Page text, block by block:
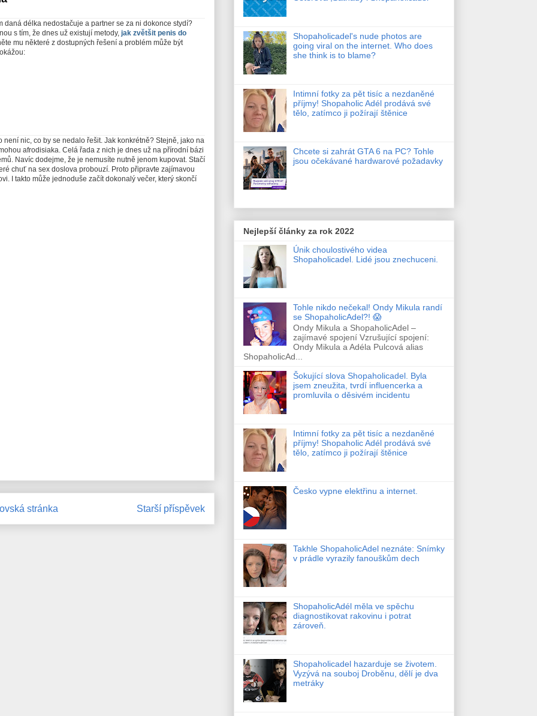
daná délka nedostačuje a partner se za ni dokonce stydí?
s tím, že dnes už existují metody, jak zvětšit penis do
mu některé z dostupných řešení a problém může být
nic, co by se nedalo řešit. Jak konkrétně? Stejně, jako na
afrodisiaka. Celá řada z nich je dnes už na přírodní bázi
Navíc dodejme, že je nemusíte nutně jenom kupovat. Stačí
chuť na sex doslova probouzí. Proto připravte zajímavou
I takto může jednoduše začít dokonalý večer, který skončí
Starší příspěvek
stránka
Shopaholicadel's nude photos are
going viral on the internet. Who does
she think is to blame?
Intimní fotky za pět tisíc a nezdaněné
příjmy! Shopaholic Adél prodává své
tělo, zatímco ji požírají štěnice
Chcete si zahrát GTA 6 na PC? Tohle
jsou očekávané hardwarové požadavky
Nejlepší články za rok 2022
Únik choulostivého videa
Shopaholicadel. Lidé jsou znechuceni.
Tohle nikdo nečekal! Ondy Mikula randí
se ShopaholicAdel?! 😱
Ondy Mikula a ShopaholicAdel –
zajímavé spojení Vzrušující spojení:
Ondy Mikula a Adéla Pulcová alias
ShopaholicAd...
Šokující slova Shopaholicadel. Byla
jsem zneužita, tvrdí influencerka a
promluvila o děsivém incidentu
Intimní fotky za pět tisíc a nezdaněné
příjmy! Shopaholic Adél prodává své
tělo, zatímco ji požírají štěnice
Česko vypne elektřinu a internet.
Takhle ShopaholicAdel neznáte: Snímky
v prádle vyrazily fanouškům dech
ShopaholicAdél měla ve spěchu
diagnostikovat rakovinu i potrat
zároveň.
Shopaholicadel hazarduje se životem.
Vyzývá na souboj Droběnu, dělí je dva
metráky